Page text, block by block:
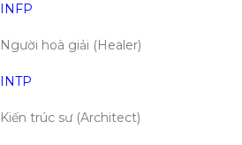
INFP
Người hoà giải (Healer)
INTP
Kiến trúc sư (Architect)